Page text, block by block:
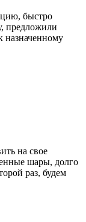
быстро
предложили
назначенному
на свое
шары, долго
раз, будем